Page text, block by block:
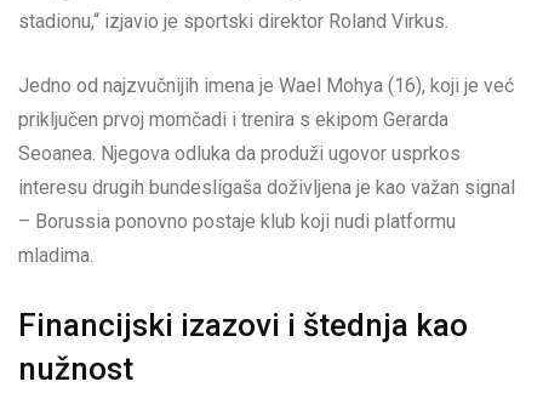
stadionu,“ izjavio je sportski direktor Roland Virkus.
Jedno od najzvučnijih imena je Wael Mohya (16), koji je već
priključen prvoj momčadi i trenira s ekipom Gerarda
Seoanea. Njegova odluka da produži ugovor usprkos
interesu drugih bundesligaša doživljena je kao važan signal
– Borussia ponovno postaje klub koji nudi platformu
mladima.
Financijski izazovi i štednja kao
nužnost